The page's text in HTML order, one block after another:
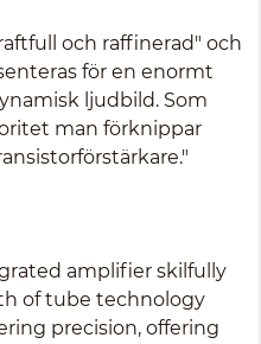
och raffinerad" och
för en enormt
ljudbild. Som
man förknippar
amplifier skilfully
of tube technology
precision, offering